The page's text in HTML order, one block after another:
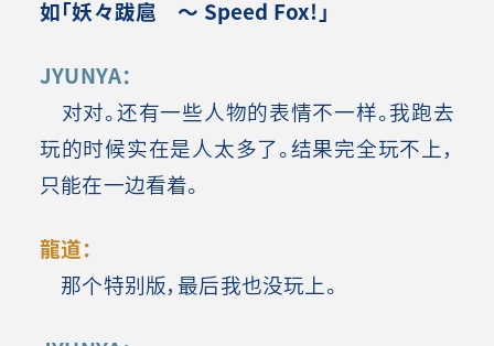
如「妖々跋扈 ～ Speed Fox!」
JYUNYA：
对对。还有一些人物的表情不一样。我跑去
玩的时候实在是人太多了。结果完全玩不上，
只能在一边看着。
龍道：
那个特别版，最后我也没玩上。